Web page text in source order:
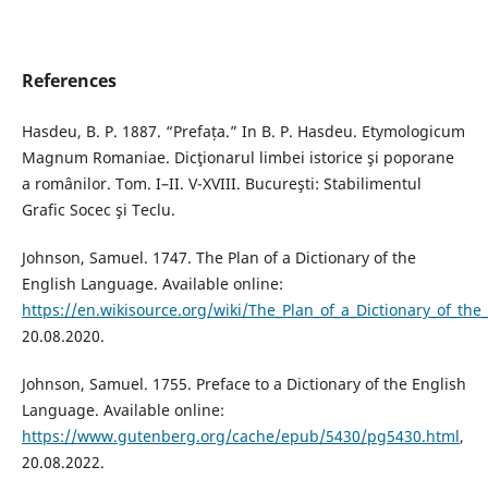
References
Hasdeu, B. P. 1887. “Prefața.” In B. P. Hasdeu. Etymologicum
Magnum Romaniae. Dicţionarul limbei istorice şi poporane
a românilor. Tom. I–II. V-XVIII. Bucureşti: Stabilimentul
Grafic Socec şi Teclu.
Johnson, Samuel. 1747. The Plan of a Dictionary of the
English Language. Available online:
https://en.wikisource.org/wiki/
20.08.2020.
Johnson, Samuel. 1755. Preface to a Dictionary of the English
Language. Available online:
https://www.gutenberg.org/cache/epub/5430/pg5430.html,
20.08.2022.